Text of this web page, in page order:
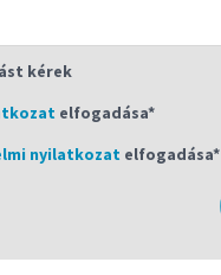
kérek
elfogadása*
nyilatkozat elfogadása*